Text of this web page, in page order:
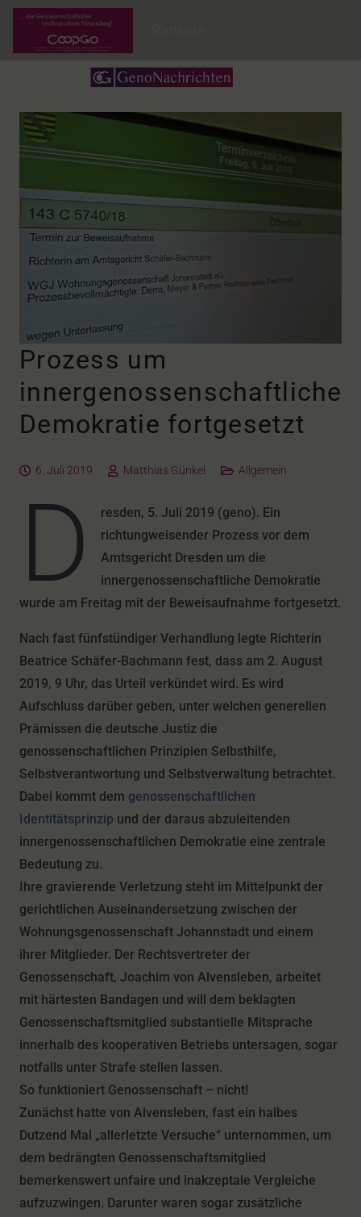
Prozess um
innergenossenschaftliche
Demokratie fortgesetzt
6. Juli 2019 Matthias Günkel Allgemein
D
resden, 5. Juli 2019 (geno). Ein
richtungweisender Prozess vor dem
Amtsgericht Dresden um die
innergenossenschaftliche Demokratie
wurde am Freitag mit der Beweisaufnahme fortgesetzt.
Nach fast fünfstündiger Verhandlung legte Richterin
Beatrice Schäfer-Bachmann fest, dass am 2. August
2019, 9 Uhr, das Urteil verkündet wird. Es wird
Aufschluss darüber geben, unter welchen generellen
Prämissen die deutsche Justiz die
genossenschaftlichen Prinzipien Selbsthilfe,
Selbstverantwortung und Selbstverwaltung betrachtet.
Dabei kommt dem genossenschaftlichen
Identitätsprinzip und der daraus abzuleitenden
innergenossenschaftlichen Demokratie eine zentrale
Bedeutung zu.
Ihre gravierende Verletzung steht im Mittelpunkt der
gerichtlichen Auseinandersetzung zwischen der
Wohnungsgenossenschaft Johannstadt und einem
ihrer Mitglieder. Der Rechtsvertreter der
Genossenschaft, Joachim von Alvensleben, arbeitet
mit härtesten Bandagen und will dem beklagten
Genossenschaftsmitglied substantielle Mitsprache
innerhalb des kooperativen Betriebs untersagen, sogar
notfalls unter Strafe stellen lassen.
So funktioniert Genossenschaft – nicht!
Zunächst hatte von Alvensleben, fast ein halbes
Dutzend Mal „allerletzte Versuche“ unternommen, um
dem bedrängten Genossenschaftsmitglied
bemerkenswert unfaire und inakzeptale Vergleiche
aufzuzwingen. Darunter waren sogar zusätzliche